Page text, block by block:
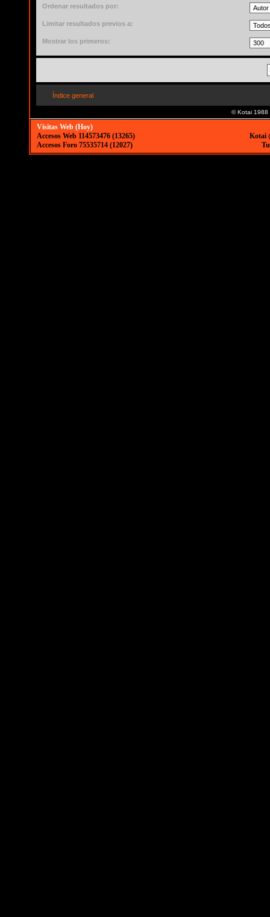
Ordenar resultados por:
Limitar resultados previos a:
Mostrar los primeros:
Índice general
© Kotai 1988
Visitas Web (Hoy)
Accesos Web 114573476 (13265)
Accesos Foro 75535714 (12027)
Kotai